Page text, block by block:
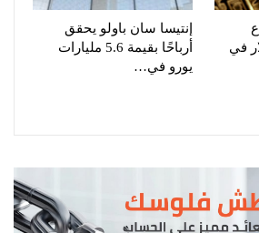
دولار في
إنتيسا سان باولو يحقق
أرباحًا بقيمة 5.6 مليارات
يورو في…